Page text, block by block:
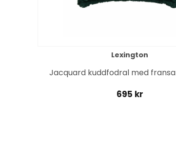
Lexington
Jacquard kuddfodral med
695 kr